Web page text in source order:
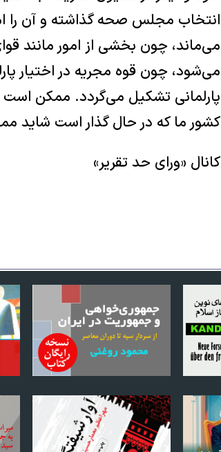
انتخاب مجلس صحه گذاشته و آن را
می‌ماند، چون بخشی از امور مانند
می‌شود، چون قوه مجریه در اختیار
پارلمانی تشکیل می‌گردد. ممکن است
کشور ما که در حال گذار است شاید
کانال «ورای حد تقریر»